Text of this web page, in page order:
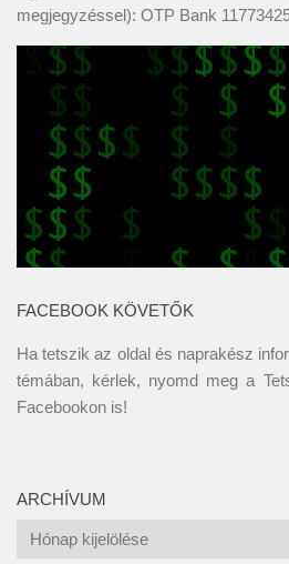
megjegyzéssel): OTP Bank
FACEBOOK KÖVETŐK
Ha tetszik az oldal és naprakész
témában, kérlek, nyomd meg a
Facebookon is!
ARCHÍVUM
Archívum